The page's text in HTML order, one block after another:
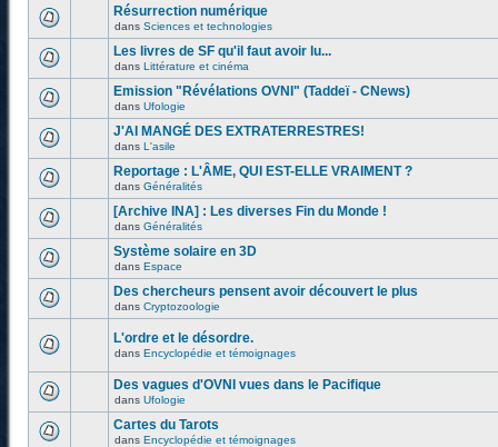
Résurrection numérique
dans Sciences et technologies
Les livres de SF qu'il faut avoir lu...
dans Littérature et cinéma
Emission "Révélations OVNI" (Taddeï - CNews)
dans Ufologie
J'AI MANGÉ DES EXTRATERRESTRES!
dans L'asile
Reportage : L'ÂME, QUI EST-ELLE VRAIMENT ?
dans Généralités
[Archive INA] : Les diverses Fin du Monde !
dans Généralités
Système solaire en 3D
dans Espace
Des chercheurs pensent avoir découvert le plus
dans Cryptozoologie
L'ordre et le désordre.
dans Encyclopédie et témoignages
Des vagues d'OVNI vues dans le Pacifique
dans Ufologie
Cartes du Tarots
dans Encyclopédie et témoignages